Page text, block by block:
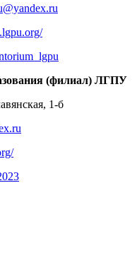
(филиал) ЛГПУ
1-б